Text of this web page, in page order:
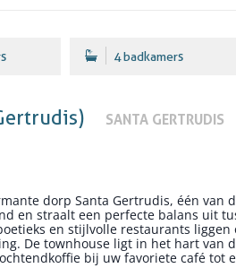
4 badkamers
SANTA GERTRUDIS
dorp Santa Gertrudis, één
en straalt een perfecte balans uit
en stijlvolle restaurants
De townhouse ligt in het hart van
bij uw favoriete café tot